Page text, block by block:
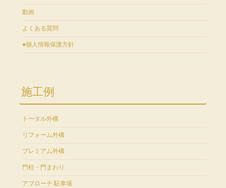
動画
よくある質問
●個人情報保護方針
施工例
トータル外構
リフォーム外構
プレミアム外構
門柱・門まわり
アプローチ 駐車場